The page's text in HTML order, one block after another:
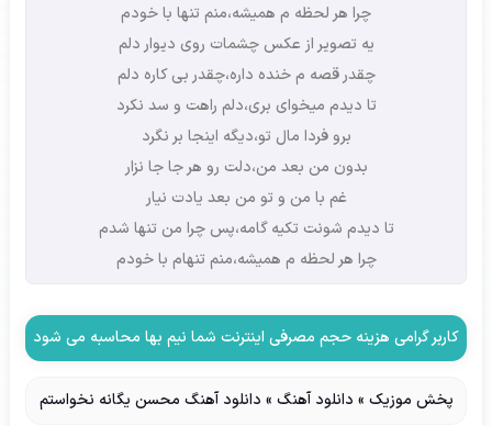
چرا هر لحظه م همیشه،منم تنها با خودم
یه تصویر از عکس چشمات روی دیوار دلم
چقدر قصه م خنده داره،چقدر بی کاره دلم
تا دیدم میخوای بری،دلم راهت و سد نکرد
برو فردا مال تو،دیگه اینجا بر نگرد
بدون من بعد من،دلت رو هر جا جا نزار
غم با من و تو من بعد یادت نیار
تا دیدم شونت تکیه گامه،پس چرا من تنها شدم
چرا هر لحظه م همیشه،منم تنهام با خودم
کاربر گرامی هزینه حجم مصرفی اینترنت شما نیم بها محاسبه می شود
پخش موزیک » دانلود آهنگ » دانلود آهنگ محسن یگانه نخواستم